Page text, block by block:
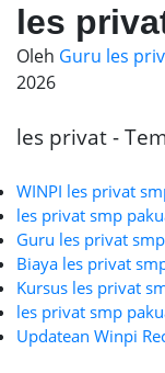
les
Oleh Guru les
2026
les privat -
WINPI les privat
les privat smp
Guru les privat
Biaya les privat
Kursus les privat
les privat smp
Updatean Winpi